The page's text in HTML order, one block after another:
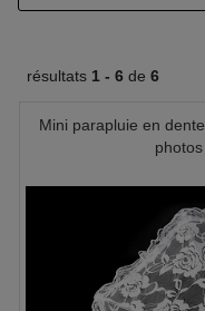
résultats 1 - 6 de 6
Mini parapluie en